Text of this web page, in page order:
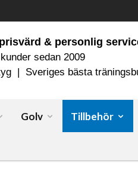
& personlig
sedan 2009
| Sveriges bästa
Golv Tillbehör